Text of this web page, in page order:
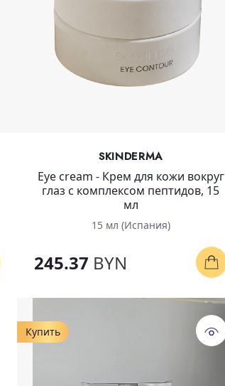
SKINDERMA
Eye cream - Крем для кожи вокруг
глаз с комплексом пептидов, 15
мл
15 мл (Испания)
245.37 BYN
Купить